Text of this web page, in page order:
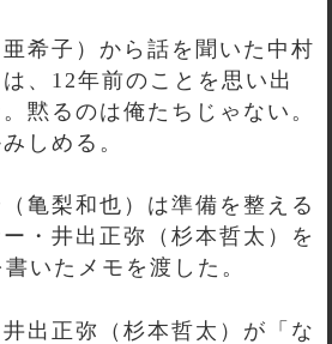
希子）から話を聞いた中村
、12年前のことを思い出
黙るのは俺たちじゃない。
しめる。
亀梨和也）は準備を整える
・井出正弥（杉本哲太）を
いたメモを渡した。
出正弥（杉本哲太）が「な